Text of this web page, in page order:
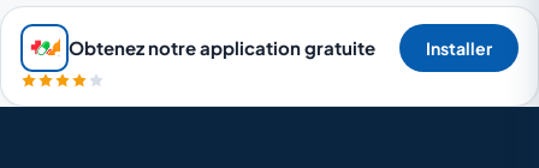
Obtenez notre application gratuite Installer